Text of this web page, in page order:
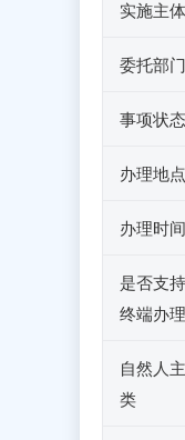
实施主体
委托部门
事项状态
办理地点
办理时间
是否支
终端办理
自然人
类